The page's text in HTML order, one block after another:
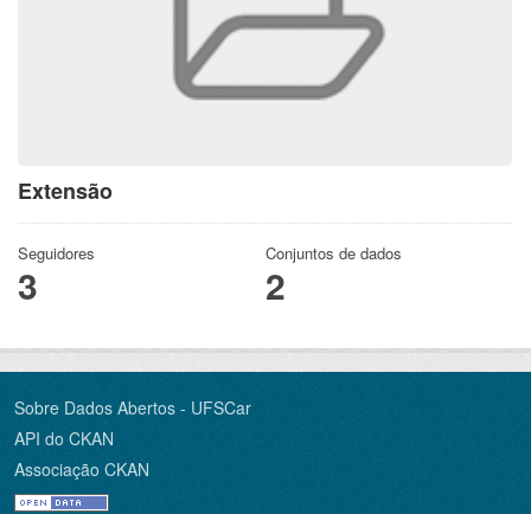
Extensão
Seguidores
3
Conjuntos de dados
2
Sobre Dados Abertos - UFSCar
API do CKAN
Associação CKAN